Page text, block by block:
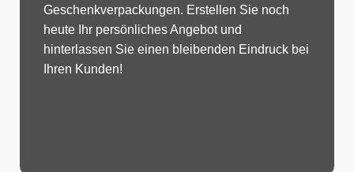
Geschenkverpackungen. Erstellen Sie noch
heute Ihr persönliches Angebot und
hinterlassen Sie einen bleibenden Eindruck bei
Ihren Kunden!